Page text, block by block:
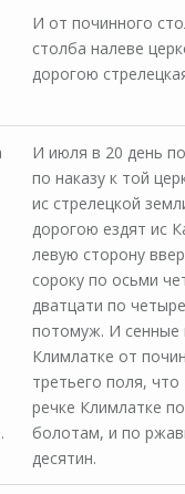
И от починного
столба налеве
дорогою
И июля в 20 день по
по наказу к той
ис стрелецкой
дорогою ездят ис
левую сторону
сороку по осьми
дватцати по
потомуж. И сенные
Климлатке от
третьего поля,
речке Климлатке
болотам, и по
десятин.